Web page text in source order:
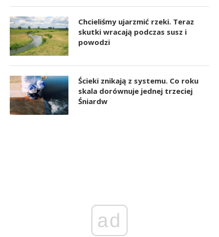
Chcieliśmy ujarzmić rzeki. Teraz
skutki wracają podczas susz i
powodzi
Ścieki znikają z systemu. Co roku
skala dorównuje jednej trzeciej
Śniardw
ad